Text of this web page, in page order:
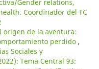
Gender relations,
Coordinador del TC
origen de la aventura:
perdido ,
Sociales y
Tema Central 93: